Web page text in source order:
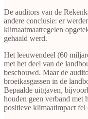
De auditors van de
andere conclusie: er
klimaatmaatregelen
gehaald werd.
Het leeuwendeel (60
met het deel van de
beschouwd. Maar de
broeikasgassen in de
Bepaalde uitgaven,
houden geen verband met
positieve klimaatimpact fel